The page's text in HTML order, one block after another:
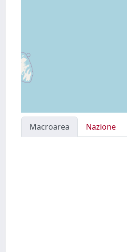
Macroarea Nazione